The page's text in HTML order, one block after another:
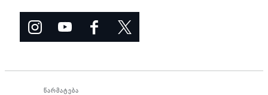
წარმატება